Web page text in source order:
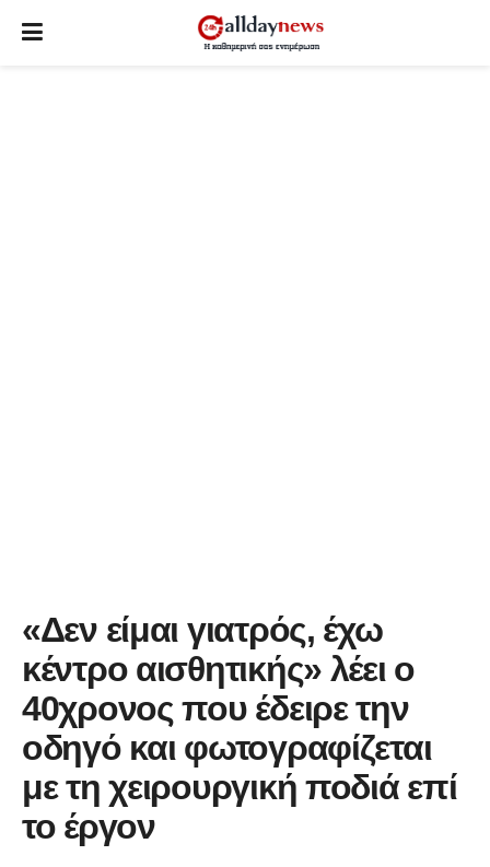
«Δεν είμαι γιατρός, έχω
κέντρο αισθητικής» λέει ο
40χρονος που έδειρε την
οδηγό και φωτογραφίζεται
με τη χειρουργική ποδιά επί
το έργον